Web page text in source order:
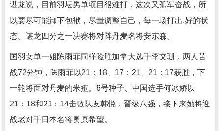
谌龙说，目前羽坛男单项目很难打，这次又孤军奋战，所
以要尽可能卸下包袱，尽量调整自己，每一场打出.好的状
态。谌龙四分之一决赛将对阵丹麦名将安东森。
国羽女单一姐陈雨菲同样险胜加拿大选手李文珊，两人苦
战72分钟，陈雨菲以21：18、17：21、21：17获胜，下
一轮将面对丹麦的米娅。6号种子、中国选手何冰娇以
21：18和21：14击败队友韩悦，晋级八强，接下来她将迎
战老对手日本名将奥原希望。